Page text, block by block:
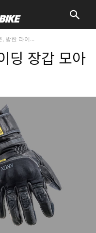
, 방한 라이...
딩 장갑 모아